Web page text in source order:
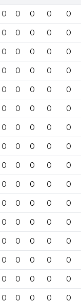
0 0 0 0 0
0 0 0 0 0
0 0 0 0 0
0 0 0 0 0
0 0 0 0 0
0 0 0 0 0
0 0 0 0 0
0 0 0 0 0
0 0 0 0 0
0 0 0 0 0
0 0 0 0 0
0 0 0 0 0
0 0 0 0 0
0 0 0 0 0
0 0 0 0 0
0 0 0 0 0